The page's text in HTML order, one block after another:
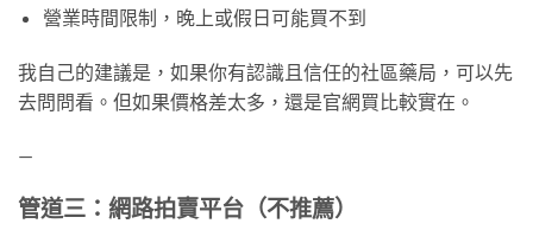
營業時間限制，晚上或假日可能買不到
我自己的建議是，如果你有認識且信任的社區藥局，可以先
去問問看。但如果價格差太多，還是官網買比較實在。
—
管道三：網路拍賣平台（不推薦）